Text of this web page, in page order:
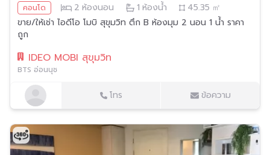
คอนโด 2 ห้องนอน 1 ห้องน้ำ 45.35 ㎡
ขาย/ให้เช่า ไอดีโอ โมบิ สุขุมวิท ตึก B ห้องมุม 2 นอน 1 น้ำ ราคา
ถูก
IDEO MOBI สุขุมวิท
BTS อ่อนนุช
โทร ข้อความ